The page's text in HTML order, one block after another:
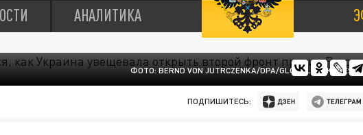
АНАЛИТИКА
ФОТО: BERND VON JUTRCZENKA/DPA/GLOBALLOOKPRESS
ПОДПИШИТЕСЬ: